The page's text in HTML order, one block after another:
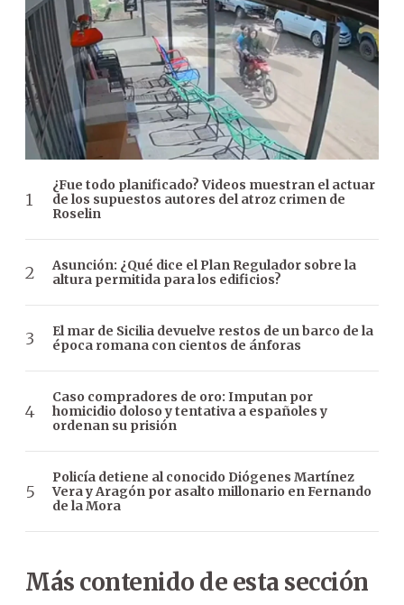
¿Fue todo planificado? Videos muestran el actuar
de los supuestos autores del atroz crimen de
Roselin
Asunción: ¿Qué dice el Plan Regulador sobre la
altura permitida para los edificios?
El mar de Sicilia devuelve restos de un barco de la
época romana con cientos de ánforas
Caso compradores de oro: Imputan por
homicidio doloso y tentativa a españoles y
ordenan su prisión
Policía detiene al conocido Diógenes Martínez
Vera y Aragón por asalto millonario en Fernando
de la Mora
Más contenido de esta sección